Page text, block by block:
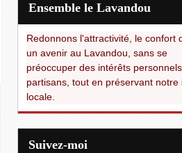
Ensemble le Lavandou
Redonnons l'attractivité, le confort
un avenir au Lavandou, sans se
préoccuper des intérêts
partisans, tout en préservant notre
locale.
Suivez-moi